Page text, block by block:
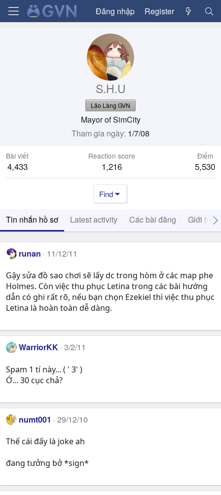
Đăng nhập Register
S.H.U
Lão Làng GVN
Mayor of SimCity
Tham gia ngày 1/7/08
Bài viết
4,433
Reaction score
1,216
Điểm
5,530
Find
Tin nhắn hồ sơ Latest activity Các bài đăng Giới thiệu
runan 11/12/11
Gậy sửa đồ sao chơi sẽ lấy dc trong hòm ở các map phe
Holmes. Còn việc thu phục Letina trong các bài hướng
dẫn có ghi rất rõ, nếu bạn chọn Ezekiel thì việc thu phục
Letina là hoàn toàn dễ dàng.
WarriorKK 3/2/11
Spam 1 tí này... ( ' 3' )
Ớ... 30 cục chả?
numt001 29/12/10
Thế cái đấy là joke ah
đang tưởng bở *sign*